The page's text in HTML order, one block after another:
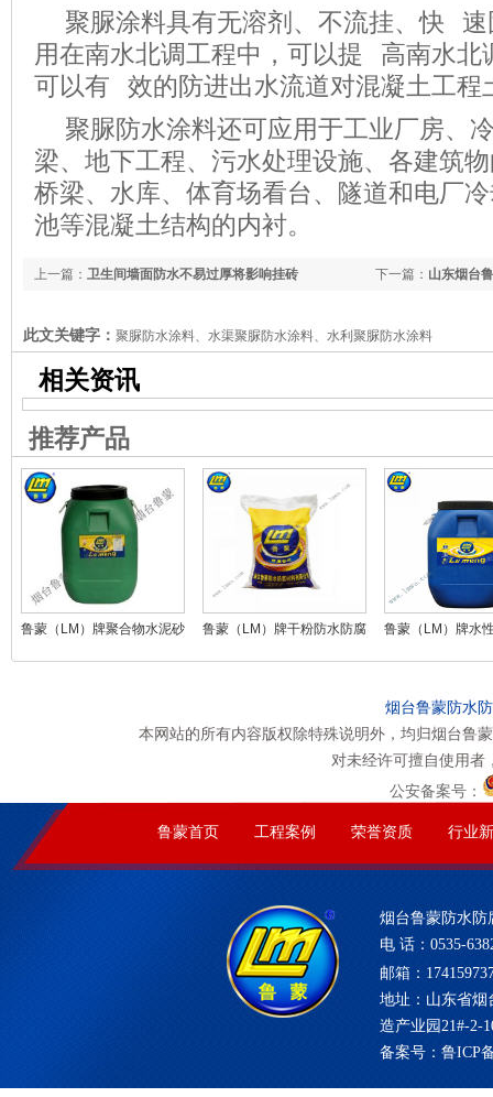
聚脲涂料具有无溶剂、不流挂、快
用在南水北调工程中，可以提 高南水北
可以有 效的防进出水流道对混凝土工程
聚脲防水涂料还可应用于工业厂房、
梁、地下工程、污水处理设施、各建筑
桥梁、水库、体育场看台、隧道和电厂
池等混凝土结构的内衬。
下一篇： 山东烟台
上一篇： 卫生间墙面防水不易过厚将影响挂砖
此文关键字： 聚脲防水涂料、水渠聚脲防水涂料、水利聚脲防水涂料
相关资讯
推荐产品
鲁蒙（LM）牌聚合物水泥砂
鲁蒙（LM）牌干粉防水防腐
鲁蒙（LM）牌水
烟台鲁蒙防水
本网站的所有内容版权除特殊说明外，均归烟台鲁
对未经许可擅自使用者
公安备案号：
鲁蒙首页 工程案例 荣誉资质 行业
烟台鲁蒙防水防
电 话：0535-
邮箱：
地址：山东省烟
造产业园21#-2-
备案号： 鲁ICP